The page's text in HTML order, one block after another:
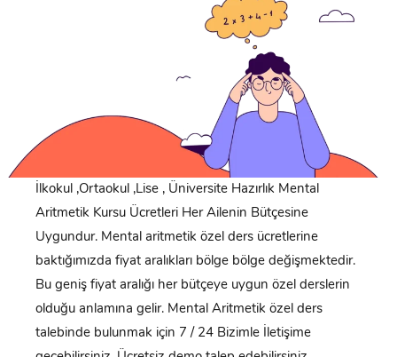
İlkokul ,Ortaokul ,Lise , Üniversite Hazırlık Mental
Aritmetik Kursu Ücretleri Her Ailenin Bütçesine
Uygundur. Mental aritmetik özel ders ücretlerine
baktığımızda fiyat aralıkları bölge bölge değişmektedir.
Bu geniş fiyat aralığı her bütçeye uygun özel derslerin
olduğu anlamına gelir. Mental Aritmetik özel ders
talebinde bulunmak için 7 / 24 Bizimle İletişime